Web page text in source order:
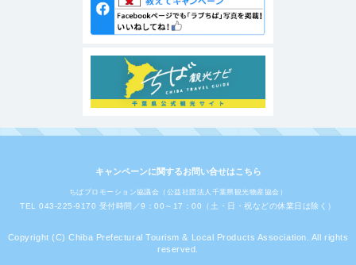
キャンペーンに関するお問い合せはこちら
ちばプロモーション協議会（公益社団法人千葉県観光物産協会）
TEL 043-225-9170 受付時間／9：00～17：00（土・日・祝などの休業日は除く）
Copyright (C) Chiba Prefectural Tourism & Local Products Association. All rights
reserved.